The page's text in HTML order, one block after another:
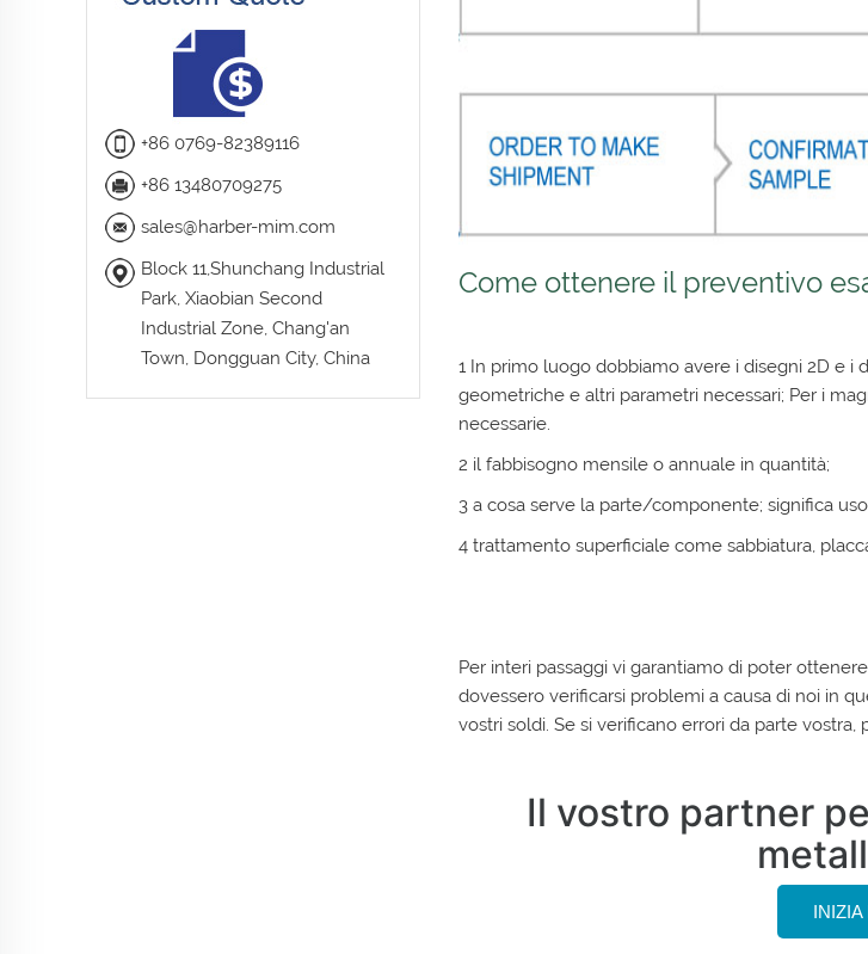
+86 0769-82389116
+86 13480709275
sales@harber-mim.com
Block 11,Shunchang Industrial
Park, Xiaobian Second
Industrial Zone, Chang'an
Town, Dongguan City, China
Come ottenere il preventivo
1 In primo luogo dobbiamo avere i disegni 2D e i
geometriche e altri parametri necessari; Per i
necessarie.
2 il fabbisogno mensile o annuale in quantità;
3 a cosa serve la parte/componente; significa
4 trattamento superficiale come sabbiatura,
Per interi passaggi vi garantiamo di poter
dovessero verificarsi problemi a causa di noi in
vostri soldi. Se si verificano errori da parte
Il vostro partner